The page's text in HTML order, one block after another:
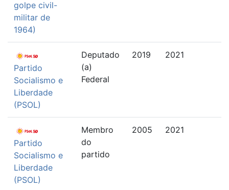
golpe civil-
militar de
1964)
Partido
Socialismo e
Liberdade
(PSOL)
Deputado
(a)
Federal
2019 2021
Partido
Socialismo e
Liberdade
(PSOL)
Membro
do
partido
2005 2021